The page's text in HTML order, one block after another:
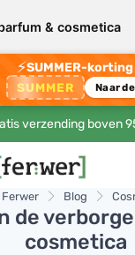
& cosmetica
⚡SUMMER-
SUMMER Naar
verzending boven
Ferwer Blog
de
cosmetica